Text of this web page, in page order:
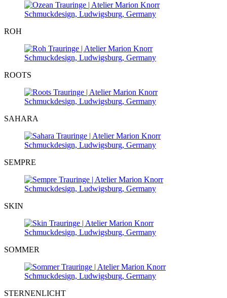
ROH
ROOTS
SAHARA
SEMPRE
SKIN
SOMMER
STERNENLICHT